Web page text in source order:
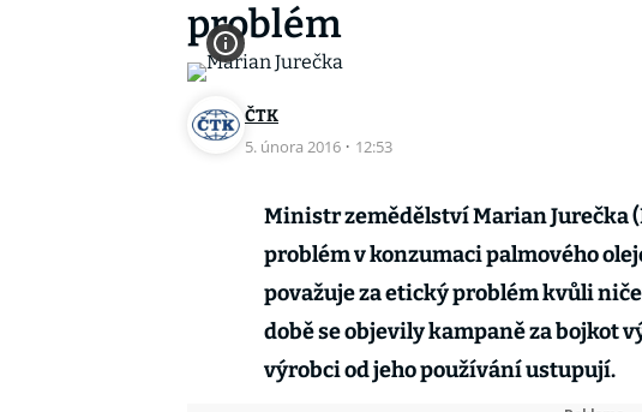
problém
ČTK
5. února 2016 · 12:53
Ministr zemědělství Marian Jurečka
problém v konzumaci palmového
považuje za etický problém kvůli
době se objevily kampaně za bojkot
výrobci od jeho používání ustupují.